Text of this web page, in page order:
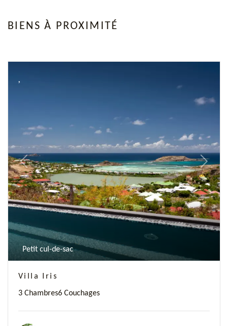
BIENS À PROXIMITÉ
Previous Next
Petit cul-de-sac
Villa Iris
3 Chambres6 Couchages